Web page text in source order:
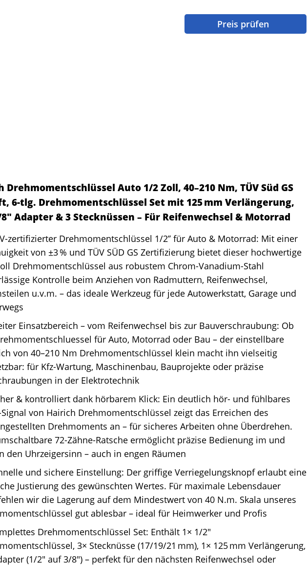
Preis prüfen
Drehmomentschlüssel Auto 1/2 Zoll, 40–210 Nm, TÜV Süd GS
6-tlg. Drehmomentschlüssel Set mit 125 mm Verlängerung,
Adapter & 3 Stecknüssen – Für Reifenwechsel & Motorrad
zertifizierter Drehmomentschlüssel 1/2’’ für Auto & Motorrad: Mit einer
von ±3 % und TÜV SÜD GS Zertifizierung bietet dieser hochwertige
Drehmomentschlüssel aus robustem Chrom-Vanadium-Stahl
Kontrolle beim Anziehen von Radmuttern, Reifenwechsel,
u.v.m. – das ideale Werkzeug für jede Autowerkstatt, Garage und
Einsatzbereich – vom Reifenwechsel bis zur Bauverschraubung: Ob
für Auto, Motorrad oder Bau – der einstellbare
von 40–210 Nm Drehmomentschlüssel klein macht ihn vielseitig
für Kfz-Wartung, Maschinenbau, Bauprojekte oder präzise
in der Elektrotechnik
& kontrolliert dank hörbarem Klick: Ein deutlich hör- und fühlbares
von Hairich Drehmomentschlüssel zeigt das Erreichen des
Drehmoments an – für sicheres Arbeiten ohne Überdrehen.
72-Zähne-Ratsche ermöglicht präzise Bedienung im und
den Uhrzeigersinn – auch in engen Räumen
und sichere Einstellung: Der griffige Verriegelungsknopf erlaubt eine
Justierung des gewünschten Wertes. Für maximale Lebensdauer
wir die Lagerung auf dem Mindestwert von 40 N.m. Skala unseres
gut ablesbar – ideal für Heimwerker und Profis
Drehmomentschlüssel Set: Enthält 1× 1/2"
3× Stecknüsse (17/19/21 mm), 1× 125 mm Verlängerung,
(1/2" auf 3/8") – perfekt für den nächsten Reifenwechsel oder